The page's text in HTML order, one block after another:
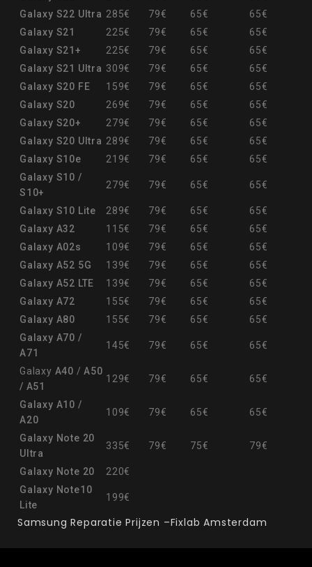
Galaxy S22 Ultra 285€ 79€ 65€
65€
Galaxy S21
225€ 79€ 65€
65€
Galaxy S21+
225€ 79€ 65€
65€
Galaxy S21 Ultra 309€ 79€ 65€
65€
Galaxy S20 FE
159€ 79€ 65€
65€
Galaxy S20
269€ 79€ 65€
65€
Galaxy S20+
279€ 79€ 65€
65€
Galaxy S20 Ultra 289€ 79€ 65€
65€
Galaxy S10e
219€ 79€ 65€
65€
Galaxy S10 /
S10+
279€ 79€ 65€ 65€
Galaxy S10 Lite 289€ 79€ 65€
65€
Galaxy A32
115€ 79€ 65€
65€
Galaxy A02s
109€ 79€ 65€
65€
Galaxy A52 5G
139€ 79€ 65€
65€
Galaxy A52 LTE
139€ 79€ 65€
65€
Galaxy A72
155€ 79€ 65€
65€
Galaxy A80
155€ 79€ 65€
65€
Galaxy A70 /
A71
145€ 79€ 65€ 65€
Galaxy A40 / A50
/ A51
129€ 79€ 65€ 65€
Galaxy A10 /
A20
109€ 79€ 65€ 65€
Galaxy Note 20
Ultra
335€ 79€ 75€ 79€
Galaxy Note 20
220€
Galaxy Note10
Lite
199€
Samsung Reparatie Prijzen –Fixlab Amsterdam